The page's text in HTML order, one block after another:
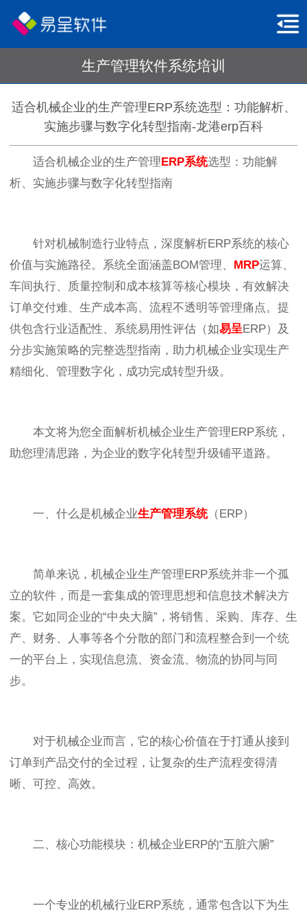
生产管理软件系统培训
适合机械企业的生产管理ERP系统选型：功能解析、
实施步骤与数字化转型指南-龙港erp百科
适合机械企业的生产管理ERP系统选型：功能解
析、实施步骤与数字化转型指南
针对机械制造行业特点，深度解析ERP系统的核心
价值与实施路径。系统全面涵盖BOM管理、 MRP运算、
车间执行、质量控制和成本核算等核心模块，有效解决
订单交付难、生产成本高、流程不透明等管理痛点。提
供包含行业适配性、系统易用性评估（如易呈ERP）及
分步实施策略的完整选型指南，助力机械企业实现生产
精细化、管理数字化，成功完成转型升级。
本文将为您全面解析机械企业生产管理ERP系统，
助您理清思路，为企业的数字化转型升级铺平道路。
一、什么是机械企业生产管理系统（ERP）
简单来说，机械企业生产管理ERP系统并非一个孤
立的软件，而是一套集成的管理思想和信息技术解决方
案。它如同企业的“中央大脑”，将销售、采购、库存、生
产、财务、人事等各个分散的部门和流程整合到一个统
一的平台上，实现信息流、资金流、物流的协同与同
步。
对于机械企业而言，它的核心价值在于打通从接到
订单到产品交付的全过程，让复杂的生产流程变得清
晰、可控、高效。
二、核心功能模块：机械企业ERP的“五脏六腑”
一个专业的机械行业ERP系统，通常包含以下为生